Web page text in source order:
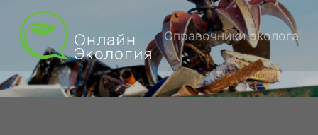
Справочники эколога